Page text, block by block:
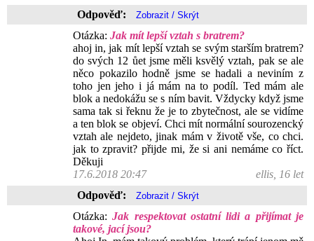
Odpověď:
Otázka: Jak mít lepší vztah s bratrem?
ahoj in, jak mít lepší vztah se svým starším bratrem?
do svých 12 ůet jsme měli ksvělý vztah, pak se ale
něco pokazilo hodně jsme se hadali a neviním z
toho jen jeho i já mám na to podíl. Ted mám ale
blok a nedokážu se s ním bavit. Vždycky když jsme
sama tak si řeknu že je to zbytečnost, ale se vidíme
a ten blok se objeví. Chci mít normální sourozencký
vztah ale nejdeto, jinak mám v životě vše, co chci.
jak to zpravit? přijde mi, že si ani nemáme co říct.
Děkuji
17.6.2018 20:47
ellis, 16 let
Odpověď:
Otázka:Jak respektovat ostatní lidi a přijímat je
takové, jací jsou?